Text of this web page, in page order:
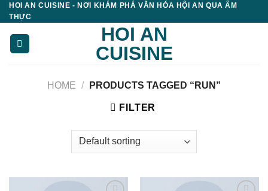
Skip
to
content
HOI AN CUISINE - NƠI KHÁM PHÁ VĂN HÓA HỘI AN QUA ẨM
THỰC
HOI AN
CUISINE
HOME / PRODUCTS TAGGED “RUN”
FILTER